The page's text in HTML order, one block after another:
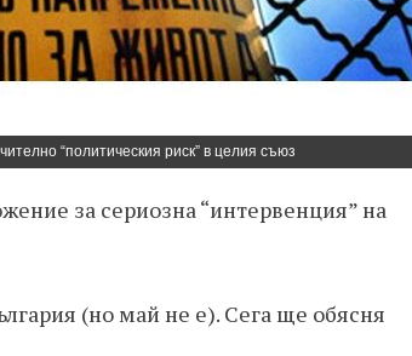
“политическия риск” в целия съюз
за сериозна “интервенция” на
(но май не е). Сега ще обясня